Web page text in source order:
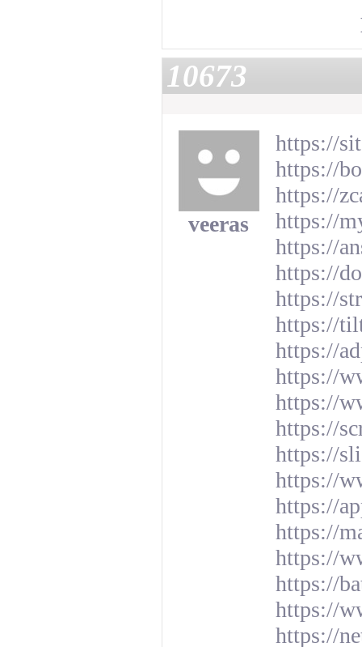
10673
veeras
https://
https://
https://
https://
https://
https://
https://
https://
https://
https://
https://
https://
https://
https://
https://
https://
https://
https://
https://
https://